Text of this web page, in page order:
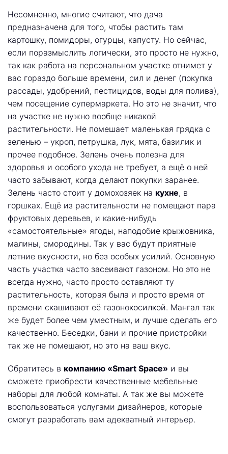
Несомненно, многие считают, что дача
предназначена для того, чтобы растить там
картошку, помидоры, огурцы, капусту. Но сейчас,
если поразмыслить логически, это просто не нужно,
так как работа на персональном участке отнимет у
вас гораздо больше времени, сил и денег (покупка
рассады, удобрений, пестицидов, воды для полива),
чем посещение супермаркета. Но это не значит, что
на участке не нужно вообще никакой
растительности. Не помешает маленькая грядка с
зеленью – укроп, петрушка, лук, мята, базилик и
прочее подобное. Зелень очень полезна для
здоровья и особого ухода не требует, а ещё о ней
часто забывают, когда делают покупки заранее.
Зелень часто стоит у домохозяек на кухне, в
горшках. Ещё из растительности не помещают пара
фруктовых деревьев, и какие-нибудь
«самостоятельные» ягоды, наподобие крыжовника,
малины, смородины. Так у вас будут приятные
летние вкусности, но без особых усилий. Основную
часть участка часто засеивают газоном. Но это не
всегда нужно, часто просто оставляют ту
растительность, которая была и просто время от
времени скашивают её газонокосилкой. Мангал так
же будет более чем уместным, и лучше сделать его
качественно. Беседки, бани и прочие пристройки
так же не помешают, но это на ваш вкус.
Обратитесь в компанию «Smart Space» и вы
сможете приобрести качественные мебельные
наборы для любой комнаты. А так же вы можете
воспользоваться услугами дизайнеров, которые
смогут разработать вам адекватный интерьер.